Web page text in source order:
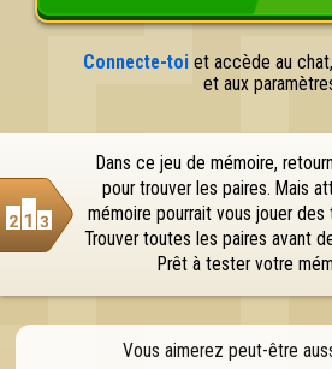
Connecte-toi et accède au
et aux
Dans ce jeu de mémoire,
pour trouver les paires. Mais
mémoire pourrait vous jouer des
Trouver toutes les paires avant
Prêt à tester votre
Vous aimerez peut-être
OK